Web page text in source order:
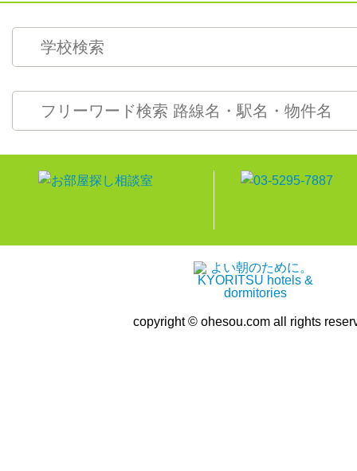
copyright © ohesou.com all rights